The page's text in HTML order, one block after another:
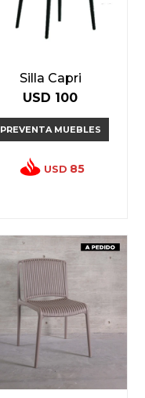
Silla Capri
USD 100
PREVENTA MUEBLES
USD 85